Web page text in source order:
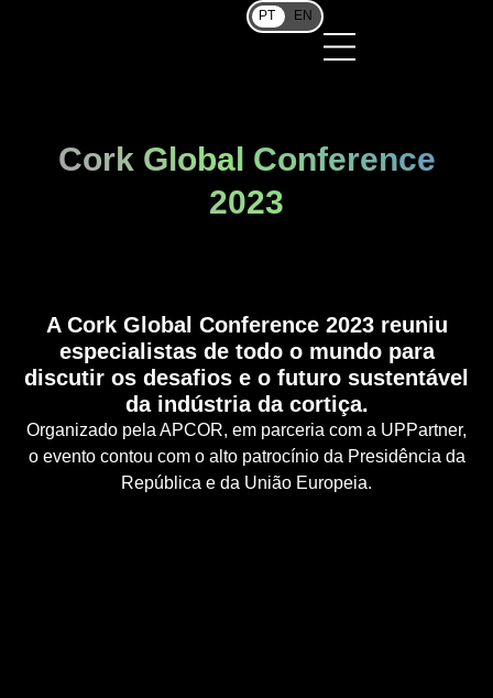
PT EN
Cork Global Conference
2023
A Cork Global Conference 2023 reuniu
especialistas de todo o mundo para
discutir os desafios e o futuro sustentável
da indústria da cortiça.
Organizado pela APCOR, em parceria com a UPPartner,
o evento contou com o alto patrocínio da Presidência da
República e da União Europeia.